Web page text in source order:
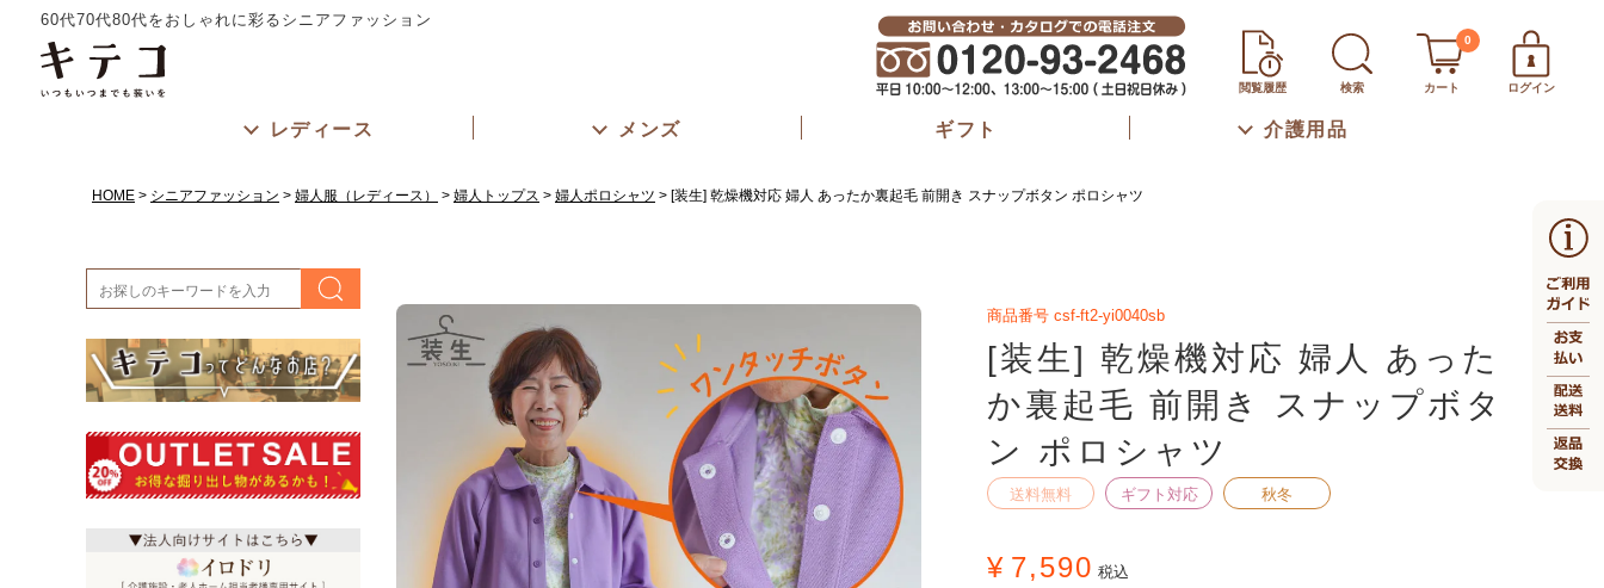
60代70代80代をおしゃれに彩るシニアファッション
閲覧履歴 検索 カート
0
ログイン
レディース メンズ ギフト 介護用品
HOME シニアファッション 婦人服（レディース） 婦人トップス 婦人ポロシャツ [装生] 乾燥機対応 婦人 あったか裏起毛 前開き スナップボタン ポロシャツ
商品番号 csf-ft2-yi0040sb
[装生] 乾燥機対応 婦人 あった
か裏起毛 前開き スナップボタ
ン ポロシャツ
送料無料 ギフト対応 秋冬
¥ 7,590 税込